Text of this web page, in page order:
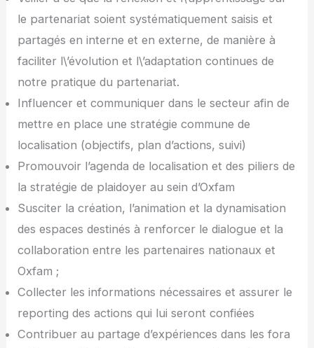
le partenariat soient systématiquement saisis et
partagés en interne et en externe, de manière à
faciliter l\’évolution et l\’adaptation continues de
notre pratique du partenariat.
Influencer et communiquer dans le secteur afin de
mettre en place une stratégie commune de
localisation (objectifs, plan d’actions, suivi)
Promouvoir l’agenda de localisation et des piliers de
la stratégie de plaidoyer au sein d’Oxfam
Susciter la création, l’animation et la dynamisation
des espaces destinés à renforcer le dialogue et la
collaboration entre les partenaires nationaux et
Oxfam ;
Collecter les informations nécessaires et assurer le
reporting des actions qui lui seront confiées
Contribuer au partage d’expériences dans les fora